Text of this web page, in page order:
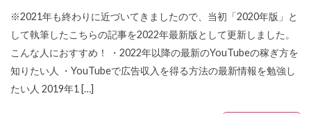
※2021年も終わりに近づいてきましたので、当初「2020年版」と
して執筆したこちらの記事を2022年最新版として更新しました。
こんな人におすすめ！ ・2022年以降の最新のYouTubeの稼ぎ方を
知りたい人 ・YouTubeで広告収入を得る方法の最新情報を勉強し
たい人 2019年1 […]